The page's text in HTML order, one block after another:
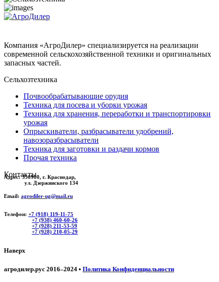
Компания «АгроДилер» специализируется на реализации
современной сельскохозяйственной техники и оригинальных
запасных частей.
Сельхозтехника
Почвообрабатывающие орудия
Техника для посева и уборки урожая
Техника для хранения, переработки и транспортировки
урожая
Опрыскиватели, разбрасыватели удобрений,
навозоразбрасыватели
Техника для заготовки и раздачи кормов
Прочая техника
Контакты
Адрес:350900, г. Краснодар,
ул. Дзержинского 134
Email: agrodiler-ug@mail.ru
Телефон: +7 (918) 119-11-75
+7 (938) 460-60-26
+7 (928) 211-53-59
+7 (928) 210-05-29
Наверх
агродилер.рус 2016–2024 • Политика Конфиденциальности